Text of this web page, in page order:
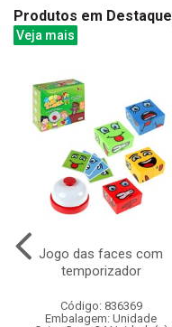
Produtos em Destaque
Veja mais
Jogo das faces com
temporizador
Código: 836369
Embalagem: Unidade